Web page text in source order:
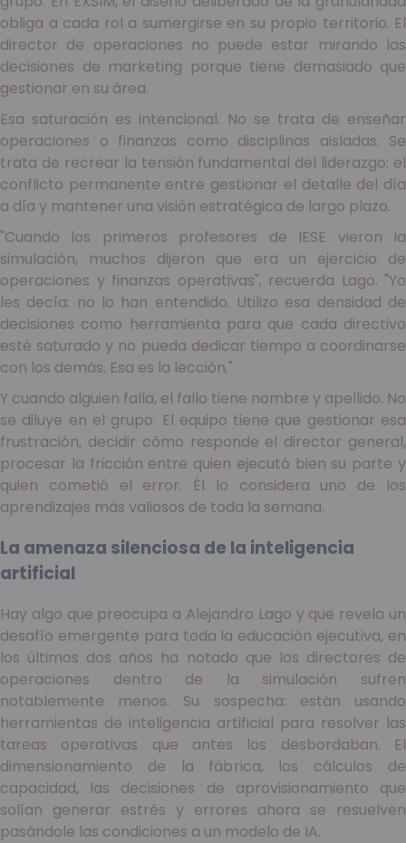
obliga a cada rol a sumergirse en su propio territorio. El
director de operaciones no puede estar mirando las
decisiones de marketing porque tiene demasiado que
gestionar en su área.
Esa saturación es intencional. No se trata de enseñar
operaciones o finanzas como disciplinas aisladas. Se
trata de recrear la tensión fundamental del liderazgo: el
conflicto permanente entre gestionar el detalle del día
a día y mantener una visión estratégica de largo plazo.
"Cuando los primeros profesores de IESE vieron la
simulación, muchos dijeron que era un ejercicio de
operaciones y finanzas operativas", recuerda Lago. "Yo
les decía: no lo han entendido. Utilizo esa densidad de
decisiones como herramienta para que cada directivo
esté saturado y no pueda dedicar tiempo a coordinarse
con los demás. Esa es la lección."
Y cuando alguien falla, el fallo tiene nombre y apellido. No
se diluye en el grupo. El equipo tiene que gestionar esa
frustración, decidir cómo responde el director general,
procesar la fricción entre quien ejecutó bien su parte y
quien cometió el error. Él lo considera uno de los
aprendizajes más valiosos de toda la semana.
La amenaza silenciosa de la inteligencia
artificial
Hay algo que preocupa a Alejandro Lago y que revela un
desafío emergente para toda la educación ejecutiva, en
los últimos dos años ha notado que los directores de
operaciones dentro de la simulación sufren
notablemente menos. Su sospecha: están usando
herramientas de inteligencia artificial para resolver las
tareas operativas que antes los desbordaban. El
dimensionamiento de la fábrica, los cálculos de
capacidad, las decisiones de aprovisionamiento que
solían generar estrés y errores ahora se resuelven
pasándole las condiciones a un modelo de IA.